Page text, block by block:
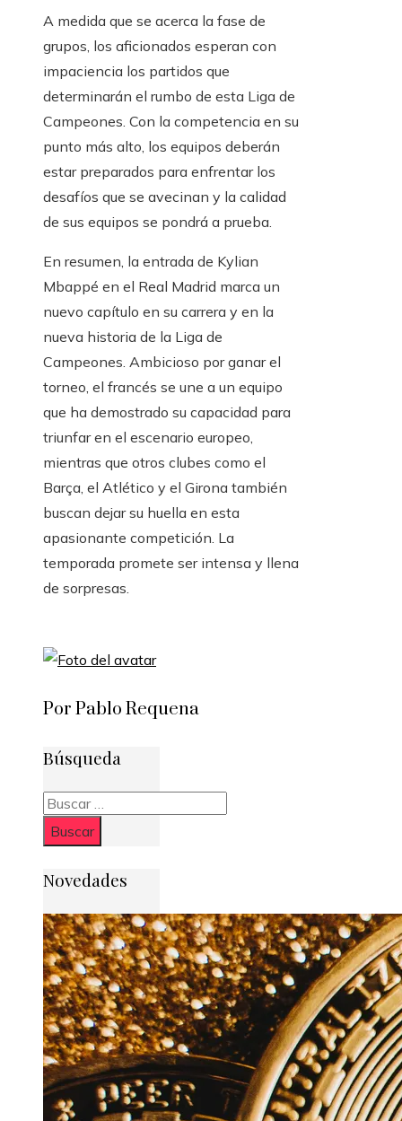
A medida que se acerca la fase de
grupos, los aficionados esperan con
impaciencia los partidos que
determinarán el rumbo de esta Liga de
Campeones. Con la competencia en su
punto más alto, los equipos deberán
estar preparados para enfrentar los
desafíos que se avecinan y la calidad
de sus equipos se pondrá a prueba.
En resumen, la entrada de Kylian
Mbappé en el Real Madrid marca un
nuevo capítulo en su carrera y en la
nueva historia de la Liga de
Campeones. Ambicioso por ganar el
torneo, el francés se une a un equipo
que ha demostrado su capacidad para
triunfar en el escenario europeo,
mientras que otros clubes como el
Barça, el Atlético y el Girona también
buscan dejar su huella en esta
apasionante competición. La
temporada promete ser intensa y llena
de sorpresas.
Por Pablo Requena
Búsqueda
Buscar:
Novedades